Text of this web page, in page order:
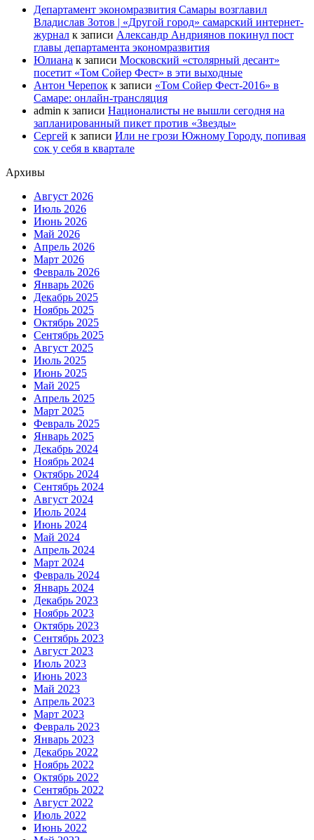
Департамент экономразвития Самары возглавил
Владислав Зотов | «Другой город» самарский интернет-
журнал к записи Александр Андриянов покинул пост
главы департамента экономразвития
Юлиана к записи Московский «столярный десант»
посетит «Том Сойер Фест» в эти выходные
Антон Черепок к записи «Том Сойер Фест-2016» в
Самаре: онлайн-трансляция
admin к записи Националисты не вышли сегодня на
запланированный пикет против «Звезды»
Сергей к записи Или не грози Южному Городу, попивая
сок у себя в квартале
Архивы
Август 2026
Июль 2026
Июнь 2026
Май 2026
Апрель 2026
Март 2026
Февраль 2026
Январь 2026
Декабрь 2025
Ноябрь 2025
Октябрь 2025
Сентябрь 2025
Август 2025
Июль 2025
Июнь 2025
Май 2025
Апрель 2025
Март 2025
Февраль 2025
Январь 2025
Декабрь 2024
Ноябрь 2024
Октябрь 2024
Сентябрь 2024
Август 2024
Июль 2024
Июнь 2024
Май 2024
Апрель 2024
Март 2024
Февраль 2024
Январь 2024
Декабрь 2023
Ноябрь 2023
Октябрь 2023
Сентябрь 2023
Август 2023
Июль 2023
Июнь 2023
Май 2023
Апрель 2023
Март 2023
Февраль 2023
Январь 2023
Декабрь 2022
Ноябрь 2022
Октябрь 2022
Сентябрь 2022
Август 2022
Июль 2022
Июнь 2022